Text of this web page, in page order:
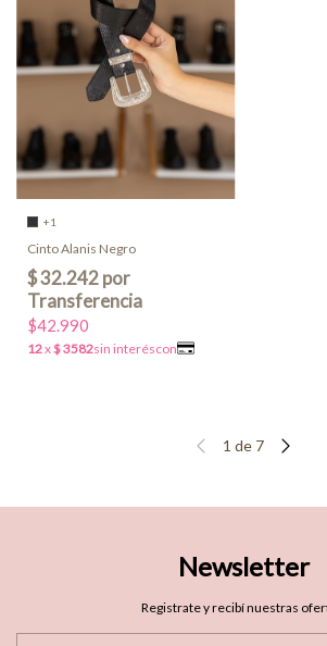
+1
Cinto Alanis Negro
$42.990
1 de 7
Newsletter
Registrate y recibí nuestras